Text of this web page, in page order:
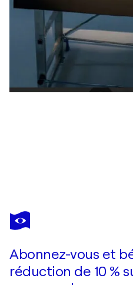
SILVANA DI VORA
IL MIO MOMENTO
Abonnez-vous et
réduction de 10 %